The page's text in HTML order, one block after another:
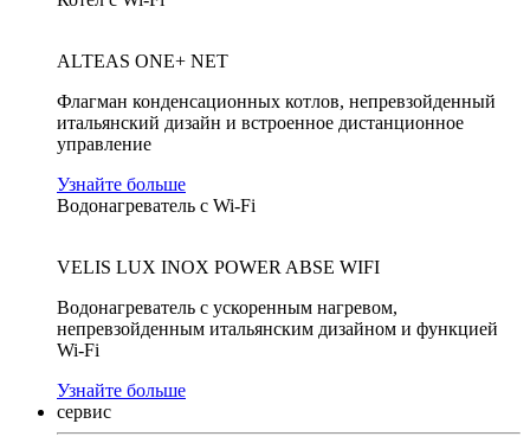
ALTEAS ONE+ NET
Флагман конденсационных котлов, непревзойденный
итальянский дизайн и встроенное дистанционное
управление
Узнайте больше
Водонагреватель с Wi-Fi
VELIS LUX INOX POWER ABSE WIFI
Водонагреватель с ускоренным нагревом,
непревзойденным итальянским дизайном и функцией
Wi-Fi
Узнайте больше
сервис